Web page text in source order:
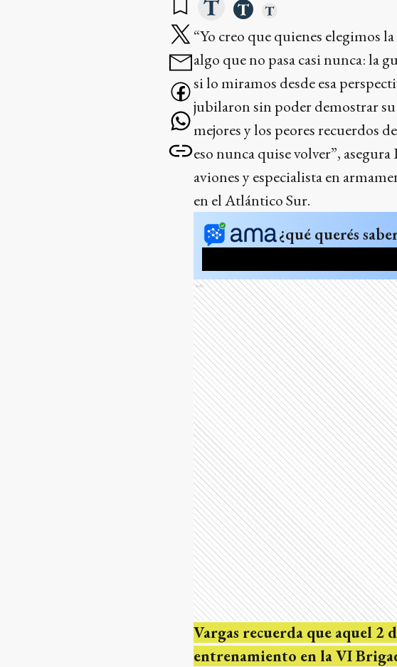
“Yo creo que quienes elegimos
algo que no pasa casi nunca: la
si lo miramos desde esa
jubilaron sin poder demostrar su
mejores y los peores recuerdos
eso nunca quise volver”,
aviones y especialista en
en el Atlántico Sur.
¿qué querés
Ads
Vargas recuerda que aquel 2
entrenamiento en la VI